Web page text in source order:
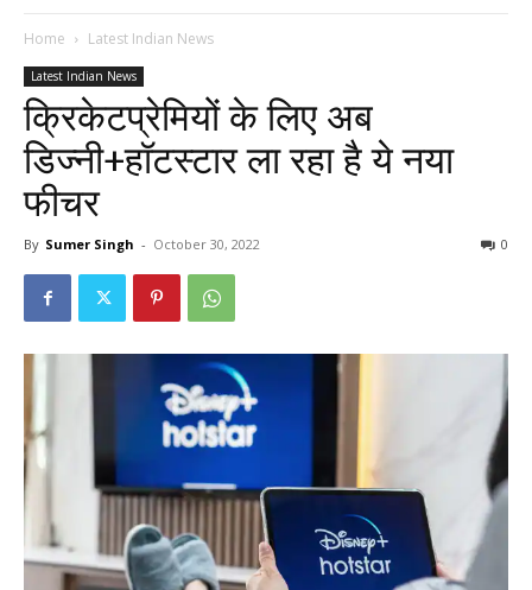
Home Latest Indian News
Latest Indian News
क्रिकेटप्रेमियों के लिए अब
डिज्नी+हॉटस्टार ला रहा है ये नया
फीचर
By Sumer Singh - October 30, 2022 0